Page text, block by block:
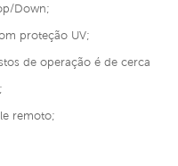
Down;
proteção UV;
de operação é de cerca
remoto;